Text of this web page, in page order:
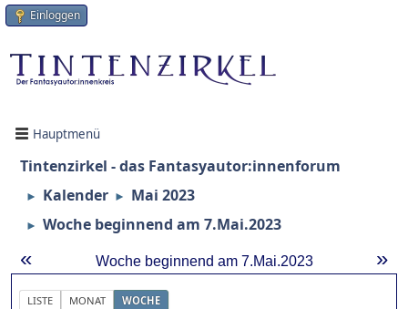
Einloggen
Hauptmenü
Tintenzirkel - das Fantasyautor:innenforum
► Kalender ► Mai 2023
► Woche beginnend am 7.Mai.2023
« »
Woche beginnend am 7.Mai.2023
LISTE MONAT WOCHE